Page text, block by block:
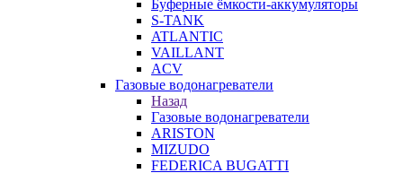
Буферные ёмкости-аккумуляторы
S-TANK
ATLANTIC
VAILLANT
ACV
Газовые водонагреватели
Назад
Газовые водонагреватели
ARISTON
MIZUDO
FEDERICA BUGATTI